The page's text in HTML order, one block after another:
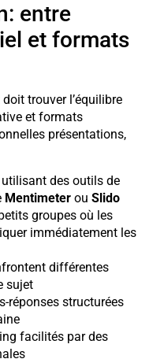
entre
et formats
trouver l’équilibre
et formats
présentations,
des outils de
Mentimeter ou Slido
groupes où les
immédiatement les
différentes
sujet
réponses structurées
facilités par des